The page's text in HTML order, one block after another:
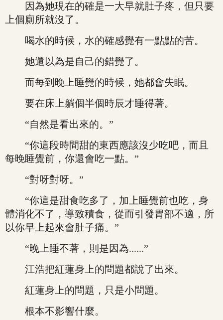
因為她現在的確是一大早就肚子疼，但只要
上個廁所就沒了。
喝水的時候，水的確感覺有一點點的苦。
她還以為是自己的錯覺了。
而每到晚上睡覺的時候，她都會失眠。
要在床上躺個半個時辰才睡得著。
“自然是看出來的。”
“你這段時間甜的東西應該沒少吃吧，而且
每晚睡覺前，你還會吃一點。”
“對呀對呀。”
“你這是甜食吃多了，加上睡覺前也吃，身
體消化不了，導致積食，從而引發胃部不適，所
以你早上起來會肚子痛。”
“晚上睡不著，則是因為......”
江浩把紅蓮身上的問題都說了出來。
紅蓮身上的問題，只是小問題。
根本不影響什麼。